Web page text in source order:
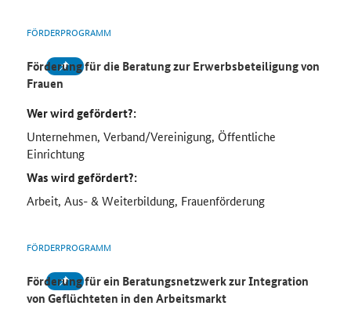
FÖRDERPROGRAMM
Förderung für die Beratung zur Erwerbsbeteiligung von
Frauen
Wer wird gefördert?:
Unternehmen, Verband/Vereinigung, Öffentliche
Einrichtung
Was wird gefördert?:
Arbeit, Aus- & Weiterbildung, Frauenförderung
FÖRDERPROGRAMM
Förderung für ein Beratungsnetzwerk zur Integration
von Geflüchteten in den Arbeitsmarkt